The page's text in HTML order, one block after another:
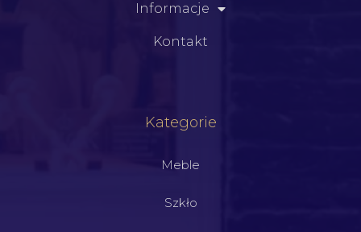
Informacje
Kontakt
Kategorie
Meble
Szkło